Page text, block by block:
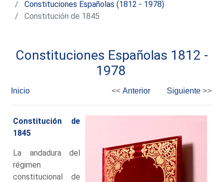
Constituciones Españolas (1812 - 1978)
Constitución de 1845
Constituciones Españolas 1812 -
1978
Inicio <<Anterior Siguiente >>
Constitución de
1845
La andadura del
régimen
constitucional de